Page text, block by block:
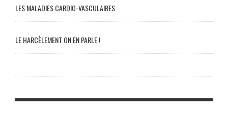
LES MALADIES CARDIO-VASCULAIRES
LE HARCÈLEMENT ON EN PARLE !